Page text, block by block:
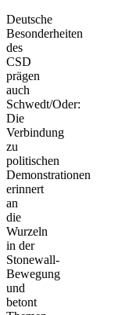
Deutsche
Besonderheiten
des
CSD
prägen
auch
Schwedt/Oder:
Die
Verbindung
zu
politischen
Demonstrationen
erinnert
an
die
Wurzeln
in der
Stonewall-
Bewegung
und
betont